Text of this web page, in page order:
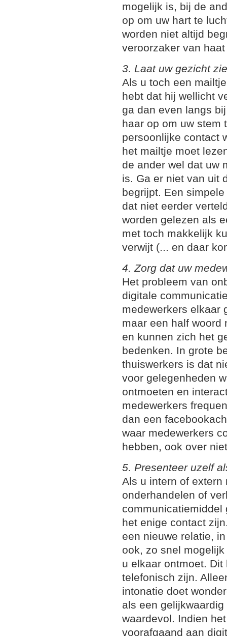
mogelijk is, bij de
op om uw hart te
worden niet altijd
veroorzaker van
3. Laat uw gezicht
Als u toch een
hebt dat hij wellicht
ga dan even langs
haar op om uw stem
persoonlijke contact
het mailtje moet
de ander wel dat uw
is. Ga er niet van uit
begrijpt. Een
dat niet eerder
worden gelezen als
met toch makkelijk
verwijt (... en daar
4. Zorg dat uw
Het probleem van
digitale
medewerkers elkaar
maar een half woord
en kunnen zich het
bedenken. In grote
thuiswerkers is dat
voor gelegenheden
ontmoeten en
medewerkers
dan een
waar medewerkers
hebben, ook over
5. Presenteer uzelf
Als u intern of extern
onderhandelen of
communicatiemiddel
het enige contact
een nieuwe relatie,
ook, zo snel
u elkaar ontmoet.
telefonisch zijn.
intonatie doet
als een
waardevol. Indien
voorafgaand aan